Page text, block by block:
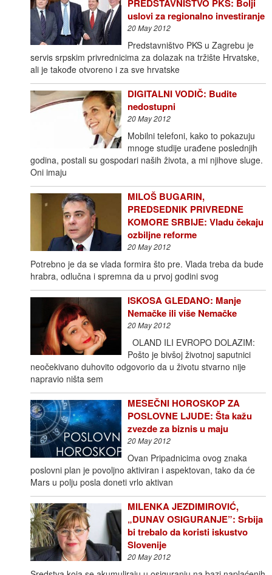
PREDSTAVNIŠTVO PKS: Bolji
uslovi za regionalno investiranje
20 May 2012
Predstavništvo PKS u Zagrebu je
servis srpskim privrednicima za dolazak na tržište Hrvatske,
ali je takođe otvoreno i za sve hrvatske
DIGITALNI VODIČ: Budite
nedostupni
20 May 2012
Mobilni telefoni, kako to pokazuju
mnoge studije urađene poslednjih
godina, postali su gospodari naših života, a mi njihove sluge.
Oni imaju
MILOŠ BUGARIN,
PREDSEDNIK PRIVREDNE
KOMORE SRBIJE: Vladu čekaju
ozbiljne reforme
20 May 2012
Potrebno je da se vlada formira što pre. Vlada treba da bude
hrabra, odlučna i spremna da u prvoj godini svog
ISKOSA GLEDANO: Manje
Nemačke ili više Nemačke
20 May 2012
OLAND ILI EVROPO DOLAZIM:
Pošto je bivšoj životnoj saputnici
neočekivano duhovito odgovorio da u životu stvarno nije
napravio ništa sem
MESEČNI HOROSKOP ZA
POSLOVNE LJUDE: Šta kažu
zvezde za biznis u maju
20 May 2012
Ovan Pripadnicima ovog znaka
poslovni plan je povoljno aktiviran i aspektovan, tako da će
Mars u polju posla doneti vrlo aktivan
MILENKA JEZDIMIROVIĆ,
„DUNAV OSIGURANJE”: Srbija
bi trebalo da koristi iskustvo
Slovenije
20 May 2012